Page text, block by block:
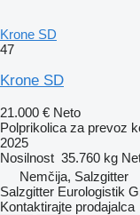
Krone SD
47
Krone SD
21.000 € Neto
Polprikolica za prevoz
2025
Nosilnost 35.760 kg
Nemčija, Salzgitter
Salzgitter Eurologistik
Kontaktirajte prodajalca